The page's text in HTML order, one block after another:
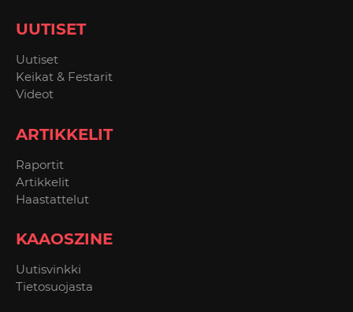
UUTISET
Uutiset
Keikat & Festarit
Videot
ARTIKKELIT
Raportit
Artikkelit
Haastattelut
KAAOSZINE
Uutisvinkki
Tietosuojasta